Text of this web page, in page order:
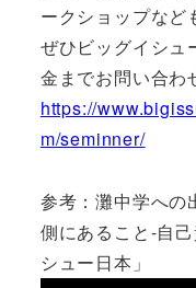
ークショップなど
ぜひビッグイシュ
金までお問い合わ
https://
m/seminner/
参考：灘中学への
側にあること-自
シュー日本」